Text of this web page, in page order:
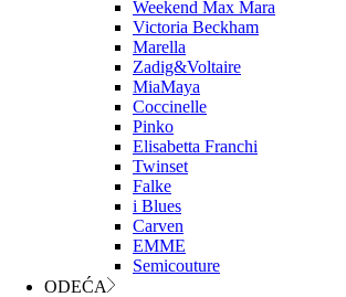
Weekend Max Mara
Victoria Beckham
Marella
Zadig&Voltaire
MiaMaya
Coccinelle
Pinko
Elisabetta Franchi
Twinset
Falke
i Blues
Carven
EMME
Semicouture
ODEĆA